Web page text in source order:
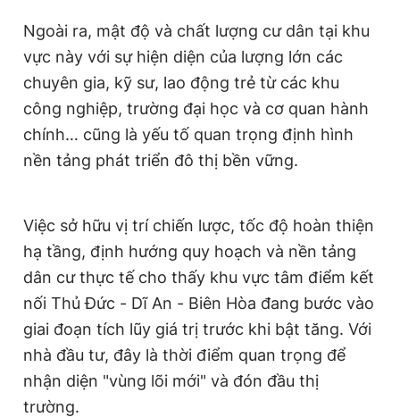
Ngoài ra, mật độ và chất lượng cư dân tại khu
vực này với sự hiện diện của lượng lớn các
chuyên gia, kỹ sư, lao động trẻ từ các khu
công nghiệp, trường đại học và cơ quan hành
chính… cũng là yếu tố quan trọng định hình
nền tảng phát triển đô thị bền vững.
Việc sở hữu vị trí chiến lược, tốc độ hoàn thiện
hạ tầng, định hướng quy hoạch và nền tảng
dân cư thực tế cho thấy khu vực tâm điểm kết
nối Thủ Đức - Dĩ An - Biên Hòa đang bước vào
giai đoạn tích lũy giá trị trước khi bật tăng. Với
nhà đầu tư, đây là thời điểm quan trọng để
nhận diện "vùng lõi mới" và đón đầu thị
trường.